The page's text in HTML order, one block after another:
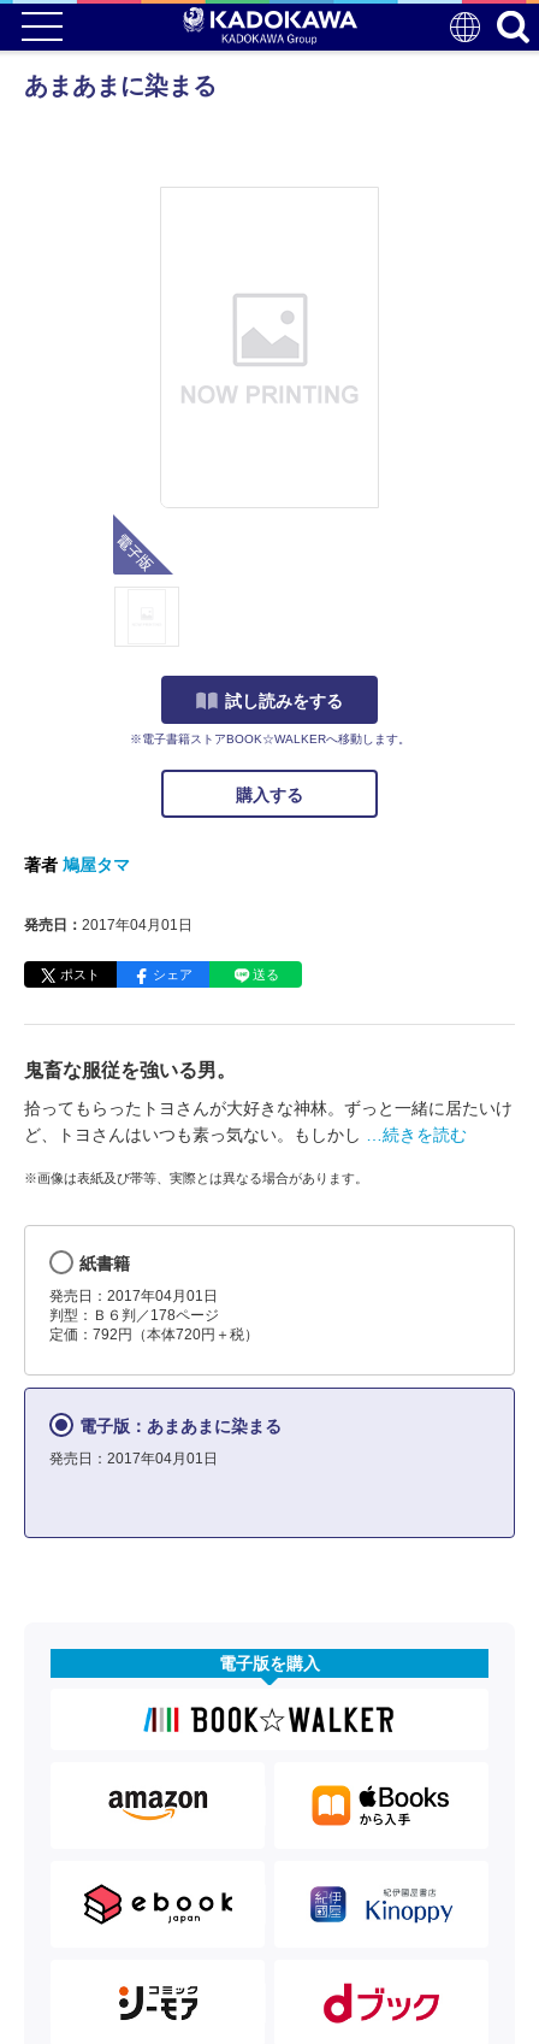
あまあまに染まる
試し読みをする
※電子書籍ストアBOOK☆WALKERへ移動します。
購入する
著者 鳩屋タマ
発売日： 2017年04月01日
ポスト シェア 送る
鬼畜な服従を強いる男。
拾ってもらったトヨさんが大好きな神林。ずっと一緒に居たいけ
ど、トヨさんはいつも素っ気ない。もしかし
…続きを読む
※画像は表紙及び帯等、実際とは異なる場合があります。
紙書籍
発売日：2017年04月01日
判型：Ｂ６判／178ページ
定価：792円（本体720円＋税）
電子版：あまあまに染まる
発売日：2017年04月01日
電子版を購入